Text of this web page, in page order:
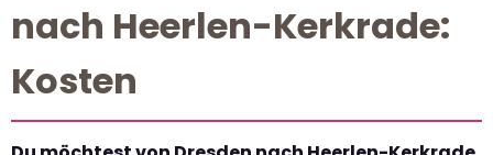
nach Heerlen-Kerkrade:
Kosten